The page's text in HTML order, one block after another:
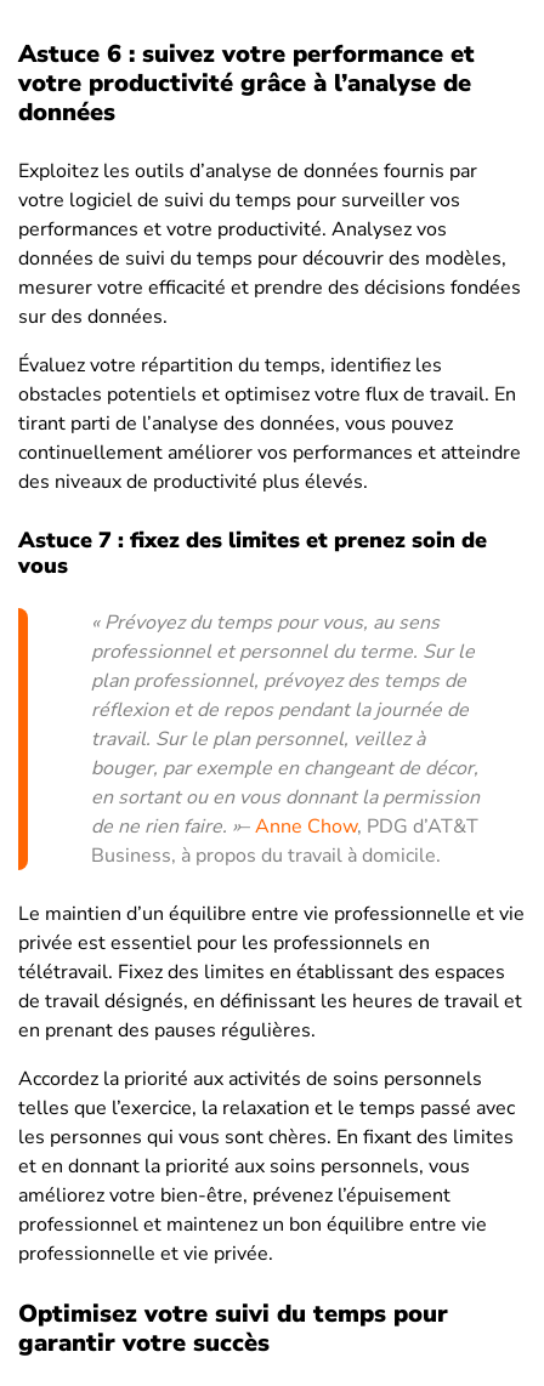
Astuce 6 : suivez votre performance et
votre productivité grâce à l’analyse de
données
Exploitez les outils d’analyse de données fournis par
votre logiciel de suivi du temps pour surveiller vos
performances et votre productivité. Analysez vos
données de suivi du temps pour découvrir des modèles,
mesurer votre efficacité et prendre des décisions fondées
sur des données.
Évaluez votre répartition du temps, identifiez les
obstacles potentiels et optimisez votre flux de travail. En
tirant parti de l’analyse des données, vous pouvez
continuellement améliorer vos performances et atteindre
des niveaux de productivité plus élevés.
Astuce 7 : fixez des limites et prenez soin de
vous
« Prévoyez du temps pour vous, au sens
professionnel et personnel du terme. Sur le
plan professionnel, prévoyez des temps de
réflexion et de repos pendant la journée de
travail. Sur le plan personnel, veillez à
bouger, par exemple en changeant de décor,
en sortant ou en vous donnant la permission
de ne rien faire. »–Anne Chow, PDG d’AT&T
Business, à propos du travail à domicile.
Le maintien d’un équilibre entre vie professionnelle et vie
privée est essentiel pour les professionnels en
télétravail. Fixez des limites en établissant des espaces
de travail désignés, en définissant les heures de travail et
en prenant des pauses régulières.
Accordez la priorité aux activités de soins personnels
telles que l’exercice, la relaxation et le temps passé avec
les personnes qui vous sont chères. En fixant des limites
et en donnant la priorité aux soins personnels, vous
améliorez votre bien-être, prévenez l’épuisement
professionnel et maintenez un bon équilibre entre vie
professionnelle et vie privée.
Optimisez votre suivi du temps pour
garantir votre succès